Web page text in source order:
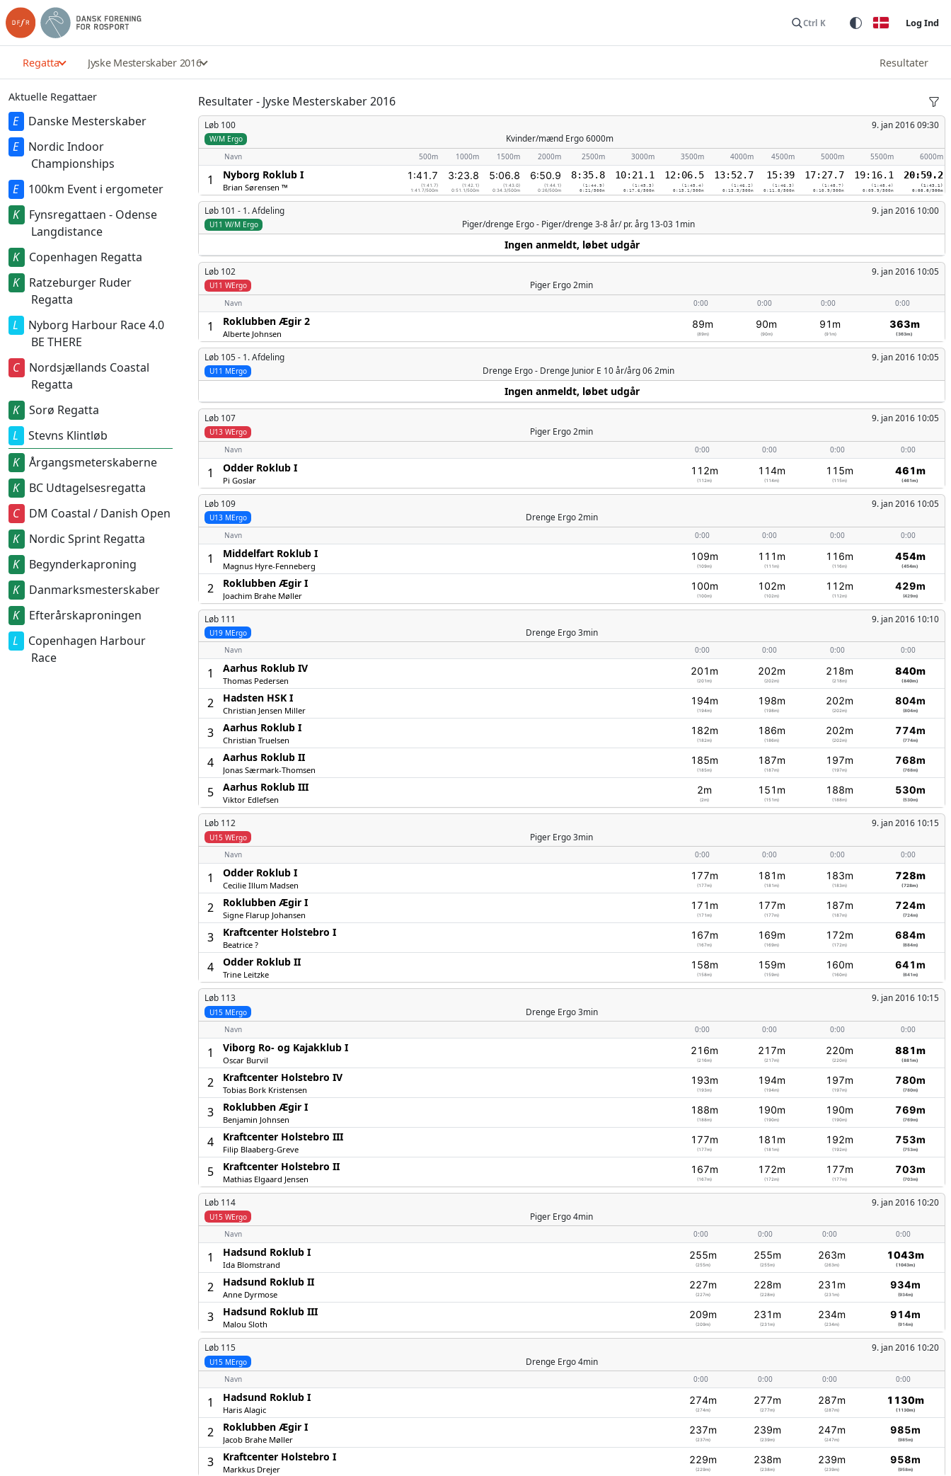
Ctrl K Log Ind
Regatta Jyske Mesterskaber 2016 Resultater
Aktuelle Regattaer
Danske Mesterskaber
Nordic Indoor
Championships
100km Event i ergometer
Fynsregattaen - Odense
Langdistance
Copenhagen Regatta
Ratzeburger Ruder
Regatta
Nyborg Harbour Race 4.0
BE THERE
Nordsjællands Coastal
Regatta
Sorø Regatta
Stevns Klintløb
Årgangsmeterskaberne
BC Udtagelsesregatta
DM Coastal / Danish Open
Nordic Sprint Regatta
Begynderkaproning
Danmarksmesterskaber
Efterårskaproningen
Copenhagen Harbour
Race
Resultater - Jyske Mesterskaber 2016
Løb 100 9. jan 2016 09:30
W/M Ergo Kvinder/mænd Ergo 6000m
Navn 500m 1000m 1500m 2000m 2500m 3000m 3500m 4000m 4500m 5000m 5500m 6000m
1 Nyborg Roklub I
Brian Sørensen ™
1:41.7
(1:41.7)
1:41.7/500m
3:23.8
(1:42.1)
0:51.1/500m
5:06.8
(1:43.0)
0:34.3/500m
6:50.9
(1:44.1)
0:26/500m
8:35.8
(1:44.9)
0:21/500m
10:21.1
(1:45.3)
0:17.6/500m
12:06.5
(1:45.4)
0:15.1/500m
13:52.7
(1:46.2)
0:13.3/500m
15:39
(1:46.3)
0:11.8/500m
17:27.7
(1:48.7)
0:10.9/500m
19:16.1
(1:48.4)
0:09.9/500m
20:59.2
(1:43.1)
0:08.6/500m
Løb 101 - 1. Afdeling 9. jan 2016 10:00
U11 W/M Ergo Piger/drenge Ergo - Piger/drenge 3-8 år/ pr. årg 13-03 1min
Ingen anmeldt, løbet udgår
Løb 102 9. jan 2016 10:05
U11 WErgo Piger Ergo 2min
Navn 0:00 0:00 0:00 0:00
1 Roklubben Ægir 2
Alberte Johnsen
89m
(89m)
90m
(90m)
91m
(91m)
363m
(363m)
Løb 105 - 1. Afdeling 9. jan 2016 10:05
U11 MErgo Drenge Ergo - Drenge Junior E 10 år/årg 06 2min
Ingen anmeldt, løbet udgår
Løb 107 9. jan 2016 10:05
U13 WErgo Piger Ergo 2min
Navn 0:00 0:00 0:00 0:00
1 Odder Roklub I
Pi Goslar
112m
(112m)
114m
(114m)
115m
(115m)
461m
(461m)
Løb 109 9. jan 2016 10:05
U13 MErgo Drenge Ergo 2min
Navn 0:00 0:00 0:00 0:00
1 Middelfart Roklub I
Magnus Hyre-Fenneberg
109m
(109m)
111m
(111m)
116m
(116m)
454m
(454m)
2 Roklubben Ægir I
Joachim Brahe Møller
100m
(100m)
102m
(102m)
112m
(112m)
429m
(429m)
Løb 111 9. jan 2016 10:10
U19 MErgo Drenge Ergo 3min
Navn 0:00 0:00 0:00 0:00
1 Aarhus Roklub IV
Thomas Pedersen
201m
(201m)
202m
(202m)
218m
(218m)
840m
(840m)
2 Hadsten HSK I
Christian Jensen Miller
194m
(194m)
198m
(198m)
202m
(202m)
804m
(804m)
3 Aarhus Roklub I
Christian Truelsen
182m
(182m)
186m
(186m)
202m
(202m)
774m
(774m)
4 Aarhus Roklub II
Jonas Særmark-Thomsen
185m
(185m)
187m
(187m)
197m
(197m)
768m
(768m)
5 Aarhus Roklub III
Viktor Edlefsen
2m
(2m)
151m
(151m)
188m
(188m)
530m
(530m)
Løb 112 9. jan 2016 10:15
U15 WErgo Piger Ergo 3min
Navn 0:00 0:00 0:00 0:00
1 Odder Roklub I
Cecilie Illum Madsen
177m
(177m)
181m
(181m)
183m
(183m)
728m
(728m)
2 Roklubben Ægir I
Signe Flarup Johansen
171m
(171m)
177m
(177m)
187m
(187m)
724m
(724m)
3 Kraftcenter Holstebro I
Beatrice ?
167m
(167m)
169m
(169m)
172m
(172m)
684m
(684m)
4 Odder Roklub II
Trine Leitzke
158m
(158m)
159m
(159m)
160m
(160m)
641m
(641m)
Løb 113 9. jan 2016 10:15
U15 MErgo Drenge Ergo 3min
Navn 0:00 0:00 0:00 0:00
1 Viborg Ro- og Kajakklub I
Oscar Burvil
216m
(216m)
217m
(217m)
220m
(220m)
881m
(881m)
2 Kraftcenter Holstebro IV
Tobias Bork Kristensen
193m
(193m)
194m
(194m)
197m
(197m)
780m
(780m)
3 Roklubben Ægir I
Benjamin Johnsen
188m
(188m)
190m
(190m)
190m
(190m)
769m
(769m)
4 Kraftcenter Holstebro III
Filip Blaaberg-Greve
177m
(177m)
181m
(181m)
192m
(192m)
753m
(753m)
5 Kraftcenter Holstebro II
Mathias Elgaard Jensen
167m
(167m)
172m
(172m)
177m
(177m)
703m
(703m)
Løb 114 9. jan 2016 10:20
U15 WErgo Piger Ergo 4min
Navn 0:00 0:00 0:00 0:00
1 Hadsund Roklub I
Ida Blomstrand
255m
(255m)
255m
(255m)
263m
(263m)
1043m
(1043m)
2 Hadsund Roklub II
Anne Dyrmose
227m
(227m)
228m
(228m)
231m
(231m)
934m
(934m)
3 Hadsund Roklub III
Malou Sloth
209m
(209m)
231m
(231m)
234m
(234m)
914m
(914m)
Løb 115 9. jan 2016 10:20
U15 MErgo Drenge Ergo 4min
Navn 0:00 0:00 0:00 0:00
1 Hadsund Roklub I
Haris Alagic
274m
(274m)
277m
(277m)
287m
(287m)
1130m
(1130m)
2 Roklubben Ægir I
Jacob Brahe Møller
237m
(237m)
239m
(239m)
247m
(247m)
985m
(985m)
3 Kraftcenter Holstebro I
Markkus Drejer
229m
(229m)
238m
(238m)
239m
(239m)
958m
(958m)